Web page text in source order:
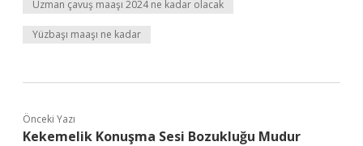
Uzman çavuş maaşı 2024 ne kadar olacak
Yüzbaşı maaşı ne kadar
Önceki Yazı
Kekemelik Konuşma Sesi Bozukluğu Mudur